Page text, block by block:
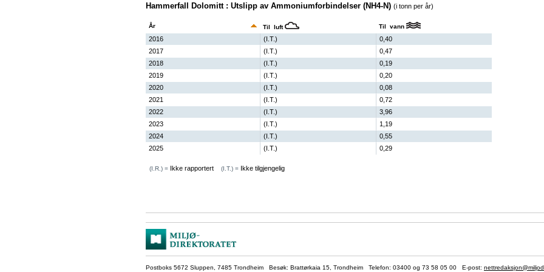
Hammerfall Dolomitt : Utslipp av Ammoniumforbindelser (NH4-N) (i tonn per år)
År Til luft Til vann
2016 (I.T.)
0,40
2017
(I.T.)
0,47
2018
(I.T.)
0,19
2019
(I.T.)
0,20
2020
(I.T.)
0,08
2021
(I.T.)
0,72
2022
(I.T.)
3,96
2023
(I.T.)
1,19
2024
(I.T.)
0,55
2025
(I.T.) 0,29
(I.R.) = Ikke rapportert (I.T.) = Ikke tilgjengelig
Postboks 5672 Sluppen, 7485 Trondheim Besøk: Brattørkaia 15, Trondheim Telefon: 03400 og 73 58 05 00 E-post: